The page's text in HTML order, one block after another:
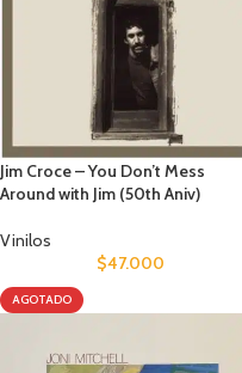
Jim Croce – You Don’t Mess
Around with Jim (50th Aniv)
Vinilos
$47.000
AGOTADO